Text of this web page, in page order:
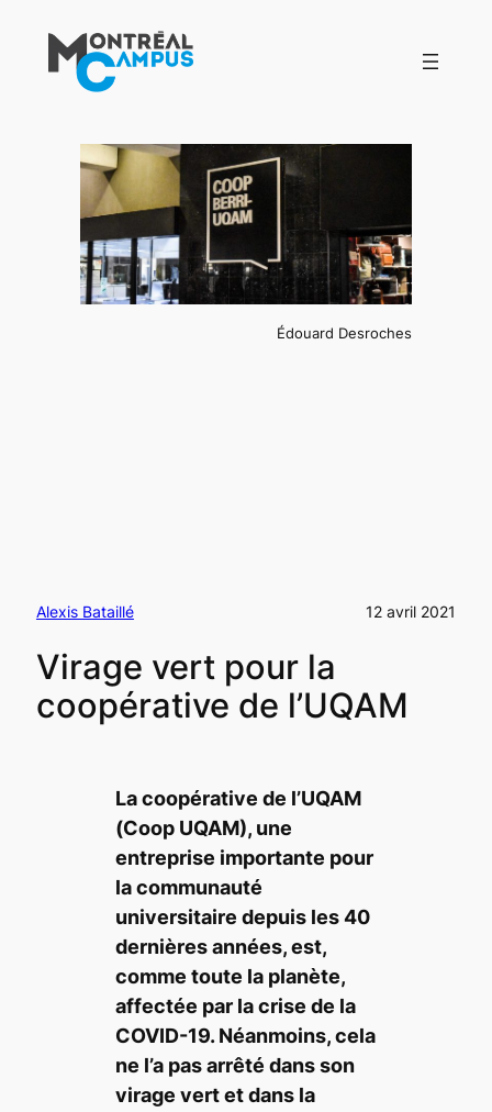
contenu
Édouard Desroches
Alexis Bataillé 12 avril 2021
Virage vert pour la
coopérative de l’UQAM
La coopérative de l’UQAM
(Coop UQAM), une
entreprise importante pour
la communauté
universitaire depuis les 40
dernières années, est,
comme toute la planète,
affectée par la crise de la
COVID-19. Néanmoins, cela
ne l’a pas arrêté dans son
virage vert et dans la